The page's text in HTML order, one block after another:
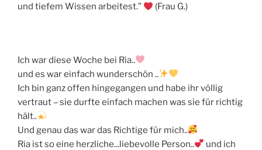
und tiefem Wissen arbeitest.”
(Frau G.)
Ich war diese Woche bei Ria..
und es war einfach wunderschön ..
Ich bin ganz offen hingegangen und habe ihr völlig
vertraut – sie durfte einfach machen was sie für richtig
hält..
Und genau das war das Richtige für mich..
Ria ist so eine herzliche...liebevolle Person..
und ich